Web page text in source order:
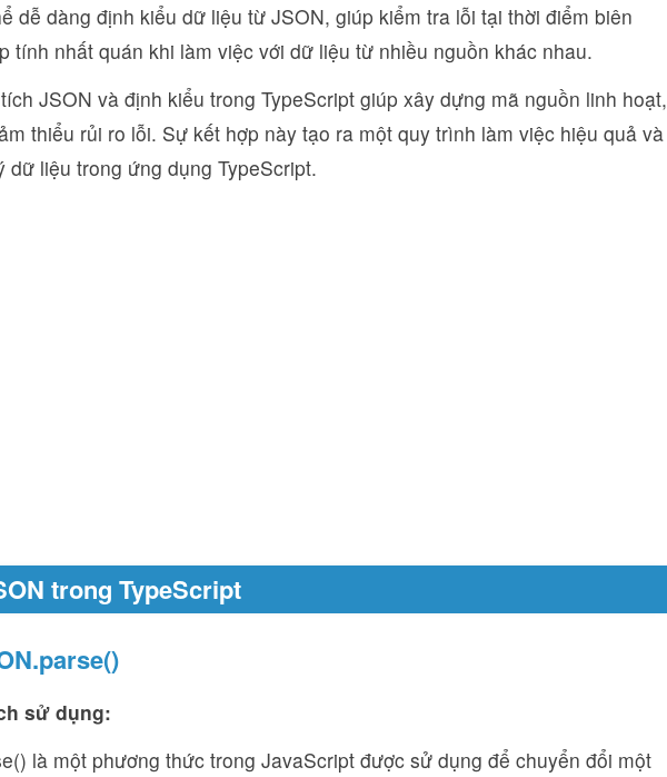
dễ dàng định kiểu dữ liệu từ JSON, giúp kiểm tra lỗi tại thời điểm biên
tính nhất quán khi làm việc với dữ liệu từ nhiều nguồn khác nhau.
JSON và định kiểu trong TypeScript giúp xây dựng mã nguồn linh hoạt,
thiểu rủi ro lỗi. Sự kết hợp này tạo ra một quy trình làm việc hiệu quả và
dữ liệu trong ứng dụng TypeScript.
trong TypeScript
sử dụng:
là một phương thức trong JavaScript được sử dụng để chuyển đổi một